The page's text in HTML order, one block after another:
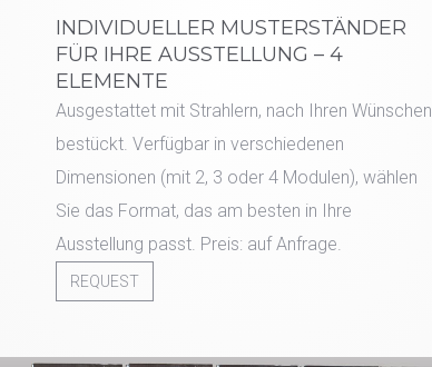
INDIVIDUELLER MUSTERSTÄNDER
FÜR IHRE AUSSTELLUNG – 4
ELEMENTE
Ausgestattet mit Strahlern, nach Ihren Wünschen
bestückt. Verfügbar in verschiedenen
Dimensionen (mit 2, 3 oder 4 Modulen), wählen
Sie das Format, das am besten in Ihre
Ausstellung passt. Preis: auf Anfrage.
REQUEST